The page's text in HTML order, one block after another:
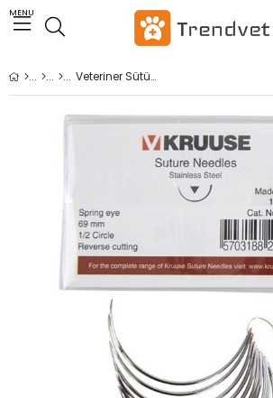
MENU
Veteriner Sütür İğnesi. Spring Eye. 1/2. Keskin. 69 mm. 10/pk